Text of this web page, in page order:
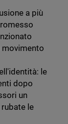
a più
le
dopo
un
le